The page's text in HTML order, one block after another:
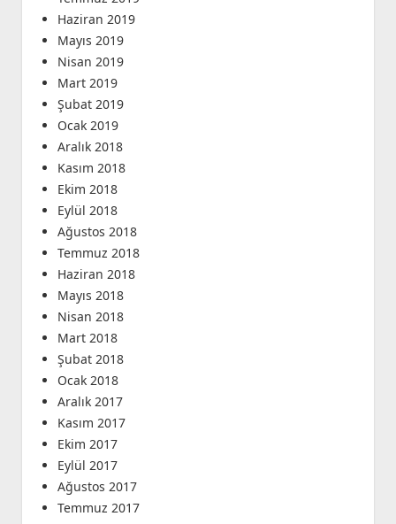
Haziran 2019
Mayıs 2019
Nisan 2019
Mart 2019
Şubat 2019
Ocak 2019
Aralık 2018
Kasım 2018
Ekim 2018
Eylül 2018
Ağustos 2018
Temmuz 2018
Haziran 2018
Mayıs 2018
Nisan 2018
Mart 2018
Şubat 2018
Ocak 2018
Aralık 2017
Kasım 2017
Ekim 2017
Eylül 2017
Ağustos 2017
Temmuz 2017